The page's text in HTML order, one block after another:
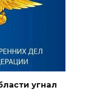
угнал